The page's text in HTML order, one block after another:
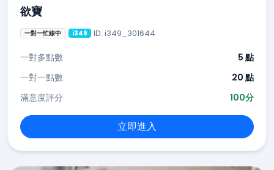
欲寶
一對一忙線中 i349 ID: i349_301644
一對多點數
5 點
一對一點數
20 點
滿意度評分
100分
立即進入